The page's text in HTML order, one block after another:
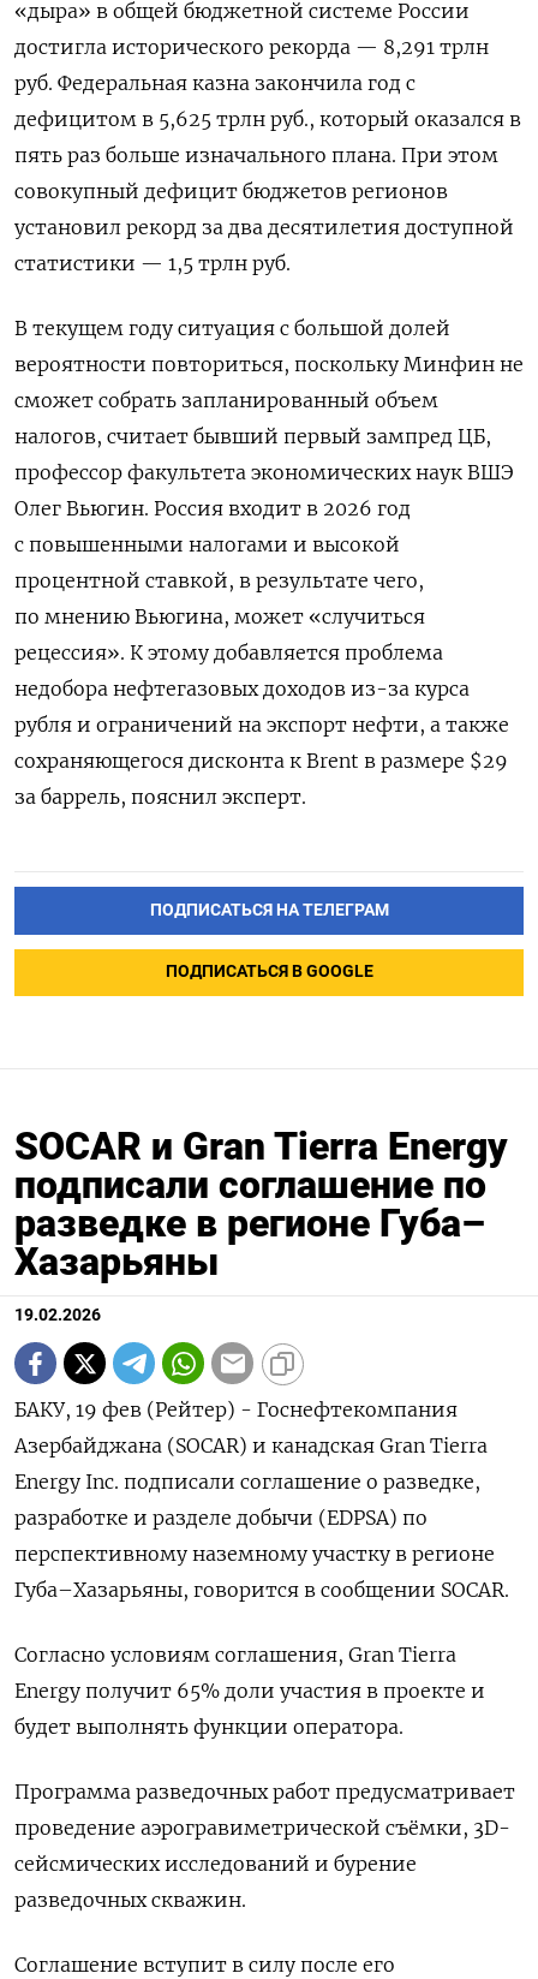
«дыра» в общей бюджетной системе России
достигла исторического рекорда — 8,291 трлн
руб. Федеральная казна закончила год с
дефицитом в 5,625 трлн руб., который оказался в
пять раз больше изначального плана. При этом
совокупный дефицит бюджетов регионов
установил рекорд за два десятилетия доступной
статистики — 1,5 трлн руб.
В текущем году ситуация с большой долей
вероятности повториться, поскольку Минфин не
сможет собрать запланированный объем
налогов, считает бывший первый зампред ЦБ,
профессор факультета экономических наук ВШЭ
Олег Вьюгин. Россия входит в 2026 год
с повышенными налогами и высокой
процентной ставкой, в результате чего,
по мнению Вьюгина, может «случиться
рецессия». К этому добавляется проблема
недобора нефтегазовых доходов из-за курса
рубля и ограничений на экспорт нефти, а также
сохраняющегося дисконта к Brent в размере $29
за баррель, пояснил эксперт.
ПОДПИСАТЬСЯ НА ТЕЛЕГРАМ
ПОДПИСАТЬСЯ В GOOGLE
SOCAR и Gran Tierra Energy
подписали соглашение по
разведке в регионе Губа–
Хазарьяны
19.02.2026
БАКУ, 19 фев (Рейтер) - Госнефтекомпания
Азербайджана (‌SOCAR) и канадская Gran Tierra
Energy ​Inc. ​подписали соглашение о ​разведке,
⁠разработке ‌и разделе ‌добычи (EDPSA) по
перспективному наземному ​участку в ‌регионе
Губа–​Хазарьяны, говорится в сообщении ‌SOCAR.
Согласно условиям соглашения, Gran Tierra
Energy ​получит ​65% доли ‌участия в проекте ​и
будет выполнять функции оператора.
Программа разведочных работ предусматривает
проведение аэрогравиметрической съёмки, 3D-​
сейсмических ⁠исследований и бурение
разведочных скважин.
Соглашение ‌вступит в ‌силу после его ​